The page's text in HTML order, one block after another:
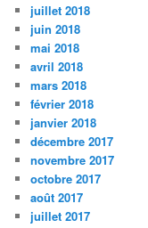
juillet 2018
juin 2018
mai 2018
avril 2018
mars 2018
février 2018
janvier 2018
décembre 2017
novembre 2017
octobre 2017
août 2017
juillet 2017